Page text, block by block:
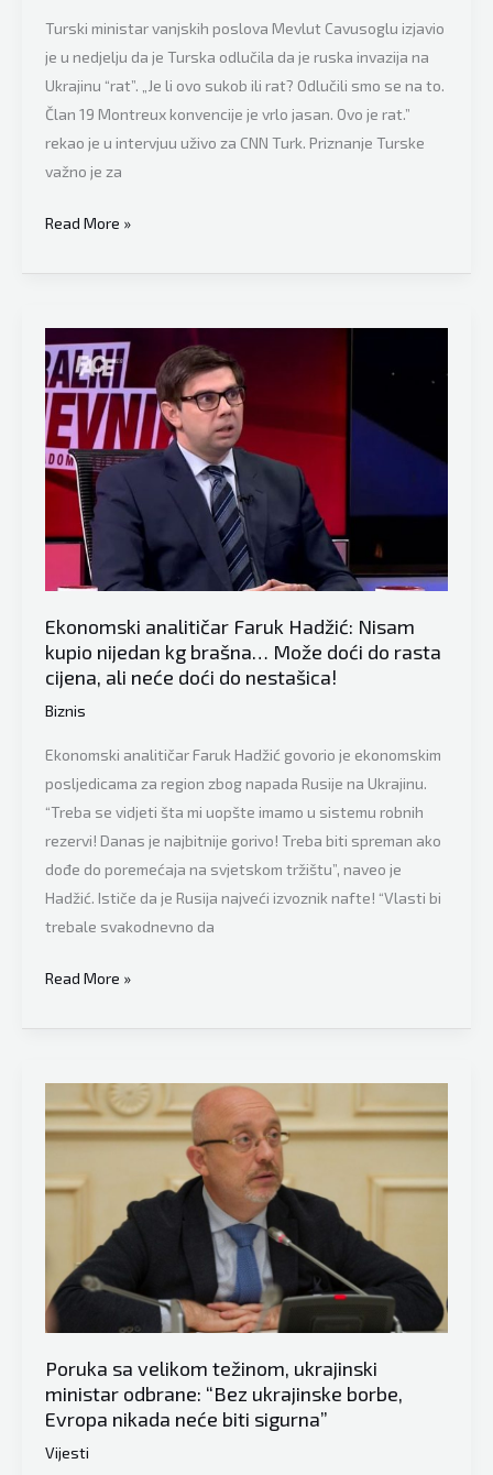
Turski ministar vanjskih poslova Mevlut Cavusoglu izjavio
je u nedjelju da je Turska odlučila da je ruska invazija na
Ukrajinu “rat”. „Je li ovo sukob ili rat? Odlučili smo se na to.
Član 19 Montreux konvencije je vrlo jasan. Ovo je rat.”
rekao je u intervjuu uživo za CNN Turk. Priznanje Turske
važno je za
Preokret?
ministar
pojasnio
da
li
ruski
brodovi
smiju
kroz
Bosfor
i
šta
će
biti
Read More »
Ekonomski analitičar Faruk Hadžić: Nisam
kupio nijedan kg brašna… Može doći do rasta
cijena, ali neće doći do nestašica!
Biznis
Ekonomski analitičar Faruk Hadžić govorio je ekonomskim
posljedicama za region zbog napada Rusije na Ukrajinu.
“Treba se vidjeti šta mi uopšte imamo u sistemu robnih
rezervi! Danas je najbitnije gorivo! Treba biti spreman ako
dođe do poremećaja na svjetskom tržištu”, naveo je
Hadžić. Ističe da je Rusija najveći izvoznik nafte! “Vlasti bi
trebale svakodnevno da
Ekonomski
Faruk
kupio
nijedan
kg
do
ali
neće
do
Read More »
Poruka sa velikom težinom, ukrajinski
ministar odbrane: “Bez ukrajinske borbe,
Evropa nikada neće biti sigurna”
Vijesti